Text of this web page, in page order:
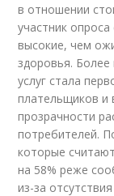
в отношении
участник
высокие, чем
здоровья.
услуг стала
плательщиков и
прозрачности
потребителей.
которые
на 58% реже
из-за